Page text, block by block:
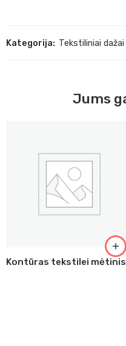
Kategorija: Tekstiliniai dažai
Jums
Kontūras tekstilei mėtinis